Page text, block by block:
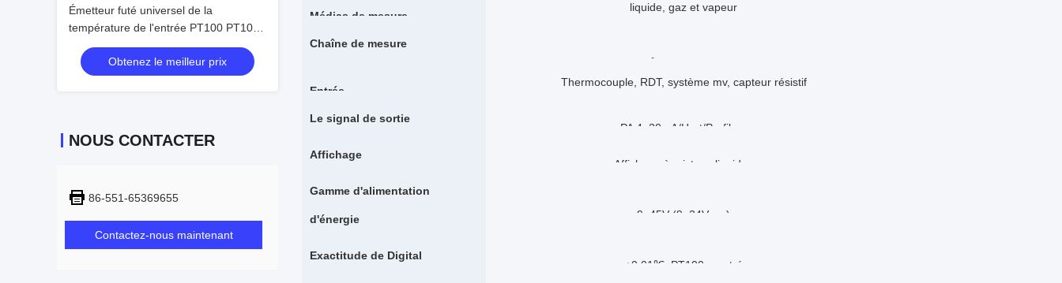
Émetteur futé universel de la
température de l'entrée PT100 PT1000
avec 4-20mA
Obtenez le meilleur prix
NOUS CONTACTER
86-551-65369655
Contactez-nous maintenant
Médias de mesure
liquide, gaz et vapeur
Chaîne de mesure
0~1300℃, (thermocouple K)
Entrée
Thermocouple, RDT, système mv, capteur résistif
Le signal de sortie
PA 4~20mA/Hart/Profibus
Affichage
Affichage à cristaux liquides
Gamme d'alimentation
d'énergie 9~45V (9~24V, ex)
Exactitude de Digital
±0.01℃, PT100 a entré